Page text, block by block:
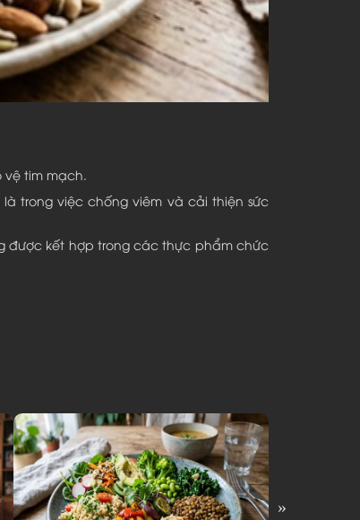
tim mạch.
trong việc chống viêm và cải thiện sức
được kết hợp trong các thực phẩm chức